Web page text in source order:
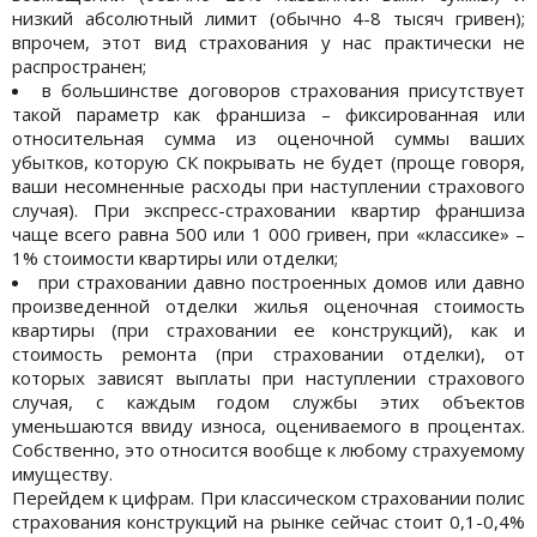
низкий абсолютный лимит (обычно 4-8 тысяч гривен);
впрочем, этот вид страхования у нас практически не
распространен;
в большинстве договоров страхования присутствует
такой параметр как франшиза – фиксированная или
относительная сумма из оценочной суммы ваших
убытков, которую СК покрывать не будет (проще говоря,
ваши несомненные расходы при наступлении страхового
случая). При экспресс-страховании квартир франшиза
чаще всего равна 500 или 1 000 гривен, при «классике» –
1% стоимости квартиры или отделки;
при страховании давно построенных домов или давно
произведенной отделки жилья оценочная стоимость
квартиры (при страховании ее конструкций), как и
стоимость ремонта (при страховании отделки), от
которых зависят выплаты при наступлении страхового
случая, с каждым годом службы этих объектов
уменьшаются ввиду износа, оцениваемого в процентах.
Собственно, это относится вообще к любому страхуемому
имуществу.
Перейдем к цифрам. При классическом страховании полис
страхования конструкций на рынке сейчас стоит 0,1-0,4%